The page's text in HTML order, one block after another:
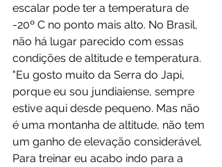
escalar pode ter a temperatura de
-20º C no ponto mais alto. No Brasil,
não há lugar parecido com essas
condições de altitude e temperatura.
"Eu gosto muito da Serra do Japi,
porque eu sou jundiaiense, sempre
estive aqui desde pequeno. Mas não
é uma montanha de altitude, não tem
um ganho de elevação considerável.
Para treinar eu acabo indo para a